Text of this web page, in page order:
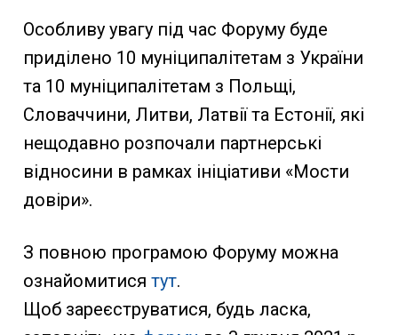
Особливу увагу під час Форуму буде
приділено 10 муніципалітетам з України
та 10 муніципалітетам з Польщі,
Словаччини, Литви, Латвії та Естонії, які
нещодавно розпочали партнерські
відносини в рамках ініціативи «Мости
довіри».
З повною програмою Форуму можна
ознайомитися тут.
Щоб зареєструватися, будь ласка,